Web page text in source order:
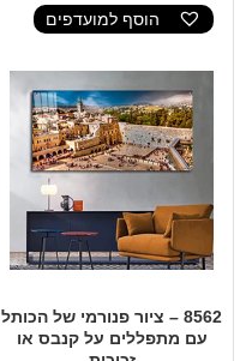
הוסף למועדפים
8562 – ציור פנורמי של הכותל
עם מתפללים על קנבס או